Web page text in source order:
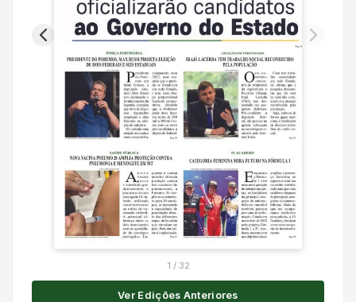
1 / 32
Ver Edições Anteriores